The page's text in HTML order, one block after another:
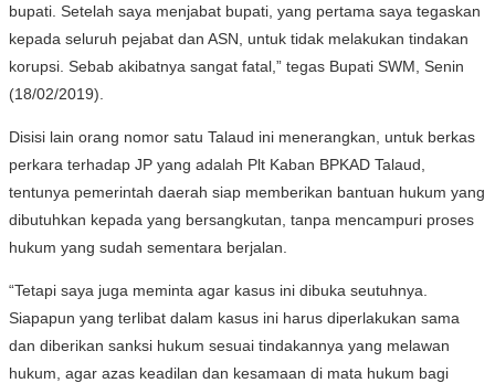
bupati. Setelah saya menjabat bupati, yang pertama saya tegaskan
kepada seluruh pejabat dan ASN, untuk tidak melakukan tindakan
korupsi. Sebab akibatnya sangat fatal,” tegas Bupati SWM, Senin
(18/02/2019).
Disisi lain orang nomor satu Talaud ini menerangkan, untuk berkas
perkara terhadap JP yang adalah Plt Kaban BPKAD Talaud,
tentunya pemerintah daerah siap memberikan bantuan hukum yang
dibutuhkan kepada yang bersangkutan, tanpa mencampuri proses
hukum yang sudah sementara berjalan.
“Tetapi saya juga meminta agar kasus ini dibuka seutuhnya.
Siapapun yang terlibat dalam kasus ini harus diperlakukan sama
dan diberikan sanksi hukum sesuai tindakannya yang melawan
hukum, agar azas keadilan dan kesamaan di mata hukum bagi